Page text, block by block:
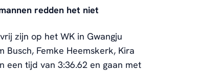
redden het niet
zijn op het WK in Gwangju
Busch, Femke Heemskerk, Kira
een tijd van 3:36.62 en gaan met